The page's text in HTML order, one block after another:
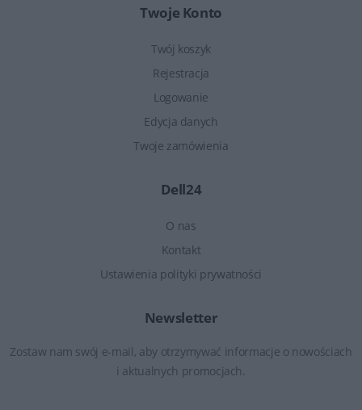
Twoje Konto
Twój koszyk
Rejestracja
Logowanie
Edycja danych
Twoje zamówienia
Dell24
O nas
Kontakt
Ustawienia polityki prywatności
Newsletter
Zostaw nam swój e-mail, aby otrzymywać informacje o nowościach
i aktualnych promocjach.